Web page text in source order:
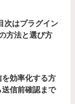
次はプラグイン
方法と選び方
効率化する方
信前確認まで